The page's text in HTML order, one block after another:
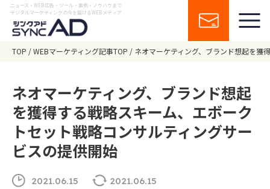
ニュース・WEB広告・ツール・事例・ノウハウまで
デジタルマーケティングの今を届けるWEBメディア
TOP WEBマーケティング記事TOP ネオマーケティング、ブランド想起を獲
ネオマーケティング、ブランド想起
を獲得する戦略スキーム、エボーク
トセット戦略コンサルティングサー
ビスの提供開始
2021.06.15 2021.06.15